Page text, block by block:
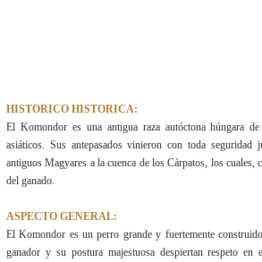
HISTORICO HISTORICA:
El Komondor es una antigua raza autóctona húngara
asiáticos. Sus antepasados vinieron con toda
antiguos Magyares a la cuenca de los Cárpatos, los cuales,
del ganado.
ASPECTO GENERAL:
El Komondor es un perro grande y fuertemente
ganador y su postura majestuosa despiertan respeto en